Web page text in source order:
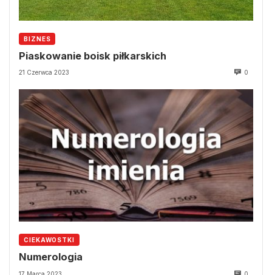
BIZNES
Piaskowanie boisk piłkarskich
21 Czerwca 2023 0
CIEKAWOSTKI
Numerologia
17 Marca 2023 0